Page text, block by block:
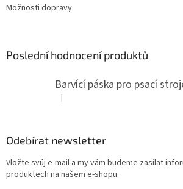
Možnosti dopravy
Poslední hodnocení produktů
Hodnocení produktu je 5 z 5
|
Odebírat newsletter
Vložte svůj e-mail a my vám budeme zasílat
produktech na našem e-shopu.